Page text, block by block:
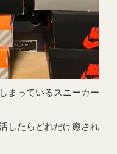
まっているスニーカー
したらどれだけ癒され